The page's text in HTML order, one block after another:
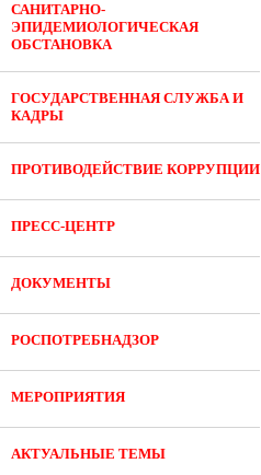
САНИТАРНО-
ЭПИДЕМИОЛОГИЧЕСКАЯ
ОБСТАНОВКА
ГОСУДАРСТВЕННАЯ СЛУЖБА И
КАДРЫ
ПРОТИВОДЕЙСТВИЕ КОРРУПЦИИ
ПРЕСС-ЦЕНТР
ДОКУМЕНТЫ
РОСПОТРЕБНАДЗОР
МЕРОПРИЯТИЯ
АКТУАЛЬНЫЕ ТЕМЫ